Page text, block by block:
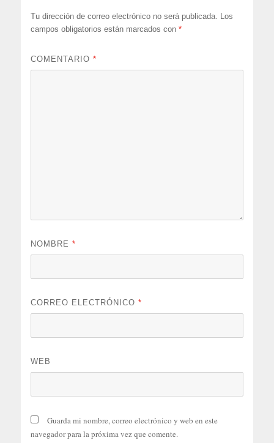
Tu dirección de correo electrónico no será publicada. Los
campos obligatorios están marcados con*
COMENTARIO*
NOMBRE*
CORREO ELECTRÓNICO*
WEB
Guarda mi nombre, correo electrónico y web en este
navegador para la próxima vez que comente.